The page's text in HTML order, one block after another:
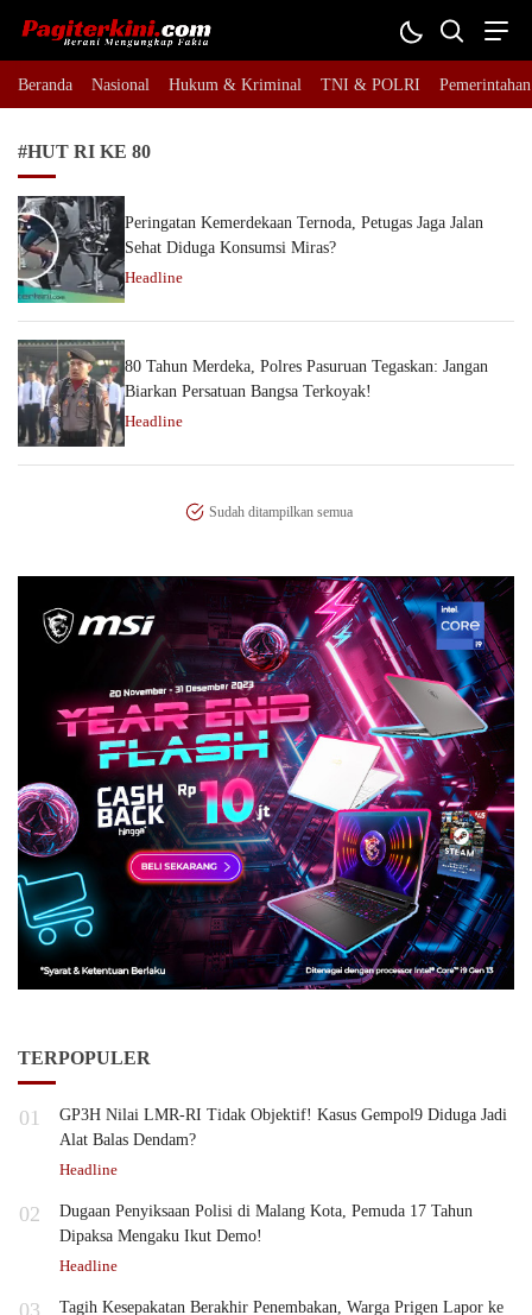
Pagiterkini.com
Berani Mengungkap Fakta
Beranda Nasional Hukum & Kriminal TNI & POLRI Pemerintahan
#HUT RI KE 80
Peringatan Kemerdekaan Ternoda, Petugas Jaga Jalan
Sehat Diduga Konsumsi Miras?
Headline
80 Tahun Merdeka, Polres Pasuruan Tegaskan: Jangan
Biarkan Persatuan Bangsa Terkoyak!
Headline
Sudah ditampilkan semua
TERPOPULER
01
GP3H Nilai LMR-RI Tidak Objektif! Kasus Gempol9 Diduga Jadi
Alat Balas Dendam?
Headline
02
Dugaan Penyiksaan Polisi di Malang Kota, Pemuda 17 Tahun
Dipaksa Mengaku Ikut Demo!
Headline
Tagih Kesepakatan Berakhir Penembakan, Warga Prigen Lapor ke